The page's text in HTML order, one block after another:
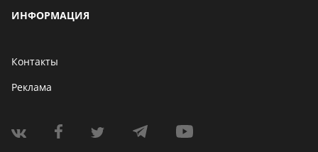
ИНФОРМАЦИЯ
Контакты
Реклама